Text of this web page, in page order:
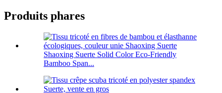
Produits phares
Shaoxing Suerte Solid Color Eco-Friendly
Bamboo Span...